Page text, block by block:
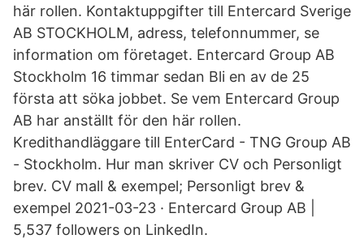
här rollen. Kontaktuppgifter till Entercard Sverige
AB STOCKHOLM, adress, telefonnummer, se
information om företaget. Entercard Group AB
Stockholm 16 timmar sedan Bli en av de 25
första att söka jobbet. Se vem Entercard Group
AB har anställt för den här rollen.
Kredithandläggare till EnterCard - TNG Group AB
- Stockholm. Hur man skriver CV och Personligt
brev. CV mall & exempel; Personligt brev &
exempel 2021-03-23 · Entercard Group AB |
5,537 followers on LinkedIn.